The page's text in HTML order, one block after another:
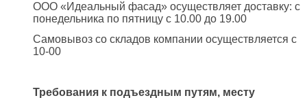
ООО «Идеальный фасад» осуществляет доставку: с
понедельника по пятницу с 10.00 до 19.00
Самовывоз со складов компании осуществляется с
10-00
Требования к подъездным путям, месту